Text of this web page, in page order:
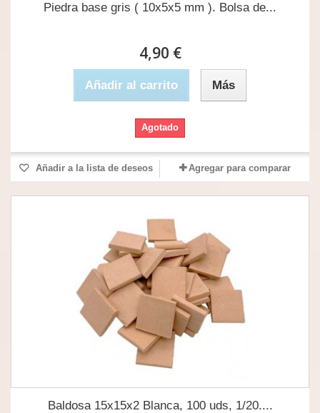
Piedra base gris ( 10x5x5 mm ). Bolsa de...
4,90 €
Añadir al carrito Más
Agotado
Añadir a la lista de deseos Agregar para comparar
Baldosa 15x15x2 Blanca, 100 uds, 1/20....